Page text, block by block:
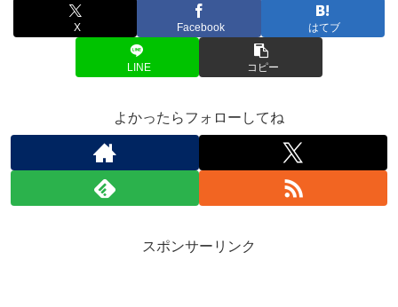
X Facebook はてブ
LINE コピー
よかったらフォローしてね
スポンサーリンク